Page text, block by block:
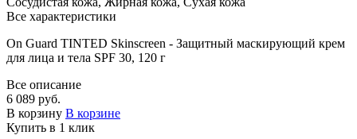
Все характеристики
On Guard TINTED Skinscreen - Защитный маскирующий крем
для лица и тела SPF 30, 120 г
Все описание
6 089 руб.
В корзину В корзине
Купить в 1 клик